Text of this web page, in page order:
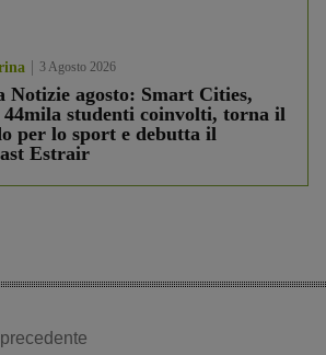
3 Agosto 2026
Notizie agosto: Smart Cities,
studenti coinvolti, torna il
per lo sport e debutta il
Estrair